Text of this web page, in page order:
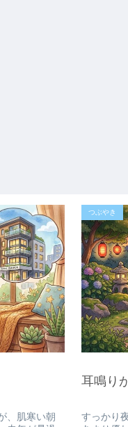
、肌寒い朝
つぶやき
耳鳴り
すっかり